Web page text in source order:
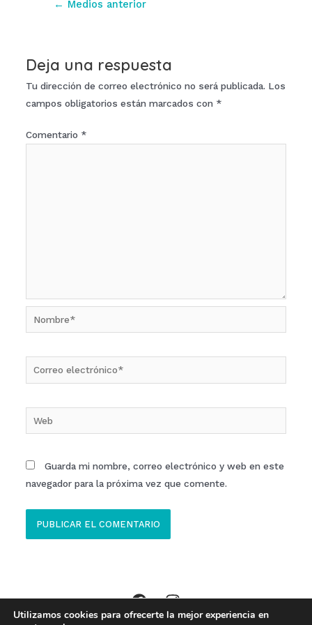
← Medios anterior
Deja una respuesta
Tu dirección de correo electrónico no será publicada. Los
campos obligatorios están marcados con *
Comentario *
Nombre*
electrónico*
Guarda mi nombre, correo electrónico y web en este
navegador para la próxima vez que comente.
Utilizamos cookies para ofrecerte la mejor experiencia en